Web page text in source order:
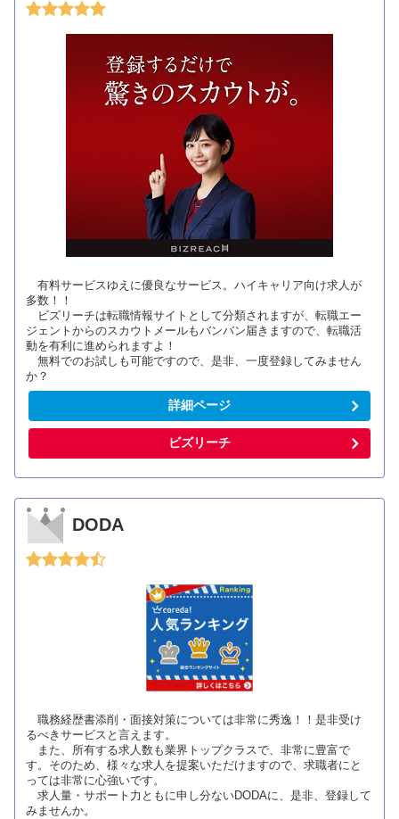
有料サービスゆえに優良なサービス。ハイキャリア向け求人が
多数！！
ビズリーチは転職情報サイトとして分類されますが、転職エー
ジェントからのスカウトメールもバンバン届きますので、転職活
動を有利に進められますよ！
無料でのお試しも可能ですので、是非、一度登録してみません
か？
詳細ページ
ビズリーチ
DODA
職務経歴書添削・面接対策については非常に秀逸！！是非受け
るべきサービスと言えます。
また、所有する求人数も業界トップクラスで、非常に豊富で
す。そのため、様々な求人を提案いただけますので、求職者にと
っては非常に心強いです。
求人量・サポート力ともに申し分ないDODAに、是非、登録して
みませんか。